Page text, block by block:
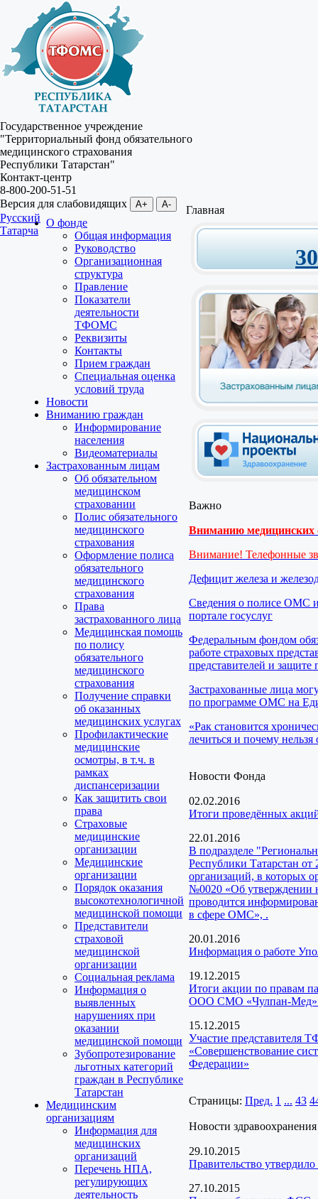
Государственное учреждение
"Территориальный фонд обязательного
медицинского страхования
Республики Татарстан"
Контакт-центр
8-800-200-51-51
Версия для слабовидящих
A+ A-
Русский
Татарча
О фонде
Общая информация
Руководство
Организационная
структура
Правление
Показатели
деятельности
ТФОМС
Реквизиты
Контакты
Прием граждан
Специальная оценка
условий труда
Новости
Вниманию граждан
Информирование
населения
Видеоматериалы
Застрахованным лицам
Об обязательном
медицинском
страховании
Полис обязательного
медицинского
страхования
Оформление полиса
обязательного
медицинского
страхования
Права
застрахованного лица
Медицинская помощь
по полису
обязательного
медицинского
страхования
Получение справки
об оказанных
медицинских услугах
Профилактические
медицинские
осмотры, в т.ч. в
рамках
диспансеризации
Как защитить свои
права
Страховые
медицинские
организации
Медицинские
организации
Порядок оказания
высокотехнологичной
медицинской помощи
Представители
страховой
медицинской
организации
Социальная реклама
Информация о
выявленных
нарушениях при
оказании
медицинской помощи
Зубопротезирование
льготных категорий
граждан в Республике
Татарстан
Медицинским
организациям
Информация для
медицинских
организаций
Перечень НПА,
регулирующих
деятельность
Главная
Важно
Вниманию медицинских
Внимание! Телефонные
Дефицит железа и
Сведения о полисе ОМС
портале госуслуг
Федеральным фондом
работе страховых
представителей и защите
Застрахованные лица
по программе ОМС на
«Рак становится
лечиться и почему нельзя
Новости Фонда
02.02.2016
Итоги проведённых
22.01.2016
В подразделе
Республики Татарстан
организаций, в которых
№0020 «Об утверждении
проводится
в сфере ОМС», .
20.01.2016
Информация о работе
19.12.2015
Итоги акции по правам
ООО СМО «Чулпан-
15.12.2015
Участие представителя
«Совершенствование
Федерации»
Страницы: Пред. 1 ... 43
Новости здравоохранения
29.10.2015
Правительство
27.10.2015